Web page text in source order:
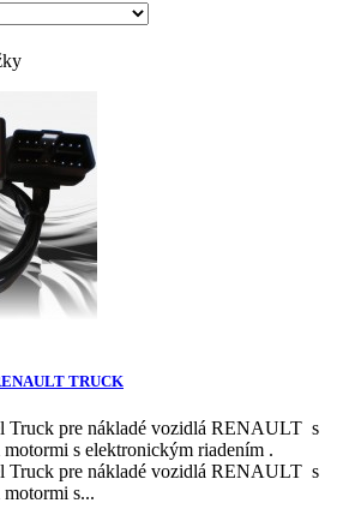
TRUCK
Truck pre nákladé vozidlá RENAULT s
s elektronickým riadením .
Truck pre nákladé vozidlá RENAULT s
s...